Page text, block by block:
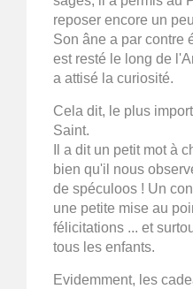
reposer encore un
Son âne a par contre
est resté le long de
a attisé la curiosité.
Cela dit, le plus
Saint.
Il a dit un petit mot à
bien qu'il nous
de spéculoos ! Un
une petite mise au
félicitations ... et
tous les enfants.
Evidemment, les